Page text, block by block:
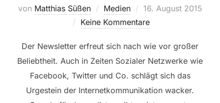
von Matthias Süßen Medien
Veröffentlicht
am
16. August 2015
Keine Kommentare
Der Newsletter erfreut sich nach wie vor großer
Beliebtheit. Auch in Zeiten Sozialer Netzwerke wie
Facebook, Twitter und Co. schlägt sich das
Urgestein der Internetkommunikation wacker.